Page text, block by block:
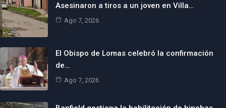
Asesinaron a tiros a un joven en Villa…
Ago 7, 2026
El Obispo de Lomas celebró la confirmación
de…
Ago 7, 2026